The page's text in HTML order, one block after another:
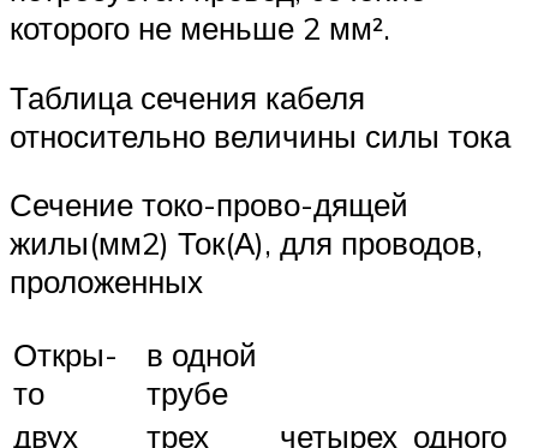
которого не меньше 2 мм².
Таблица сечения кабеля
относительно величины силы тока
Сечение токо-прово-дящей
жилы(мм2) Ток(А), для проводов,
проложенных
Откры-
то
в одной
трубе
двух
трех
четырех одного